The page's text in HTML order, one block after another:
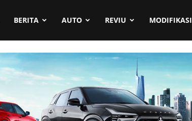
BERITA AUTO REVIU MODIFIKASI